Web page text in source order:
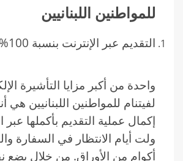
للمواطنين اللبنانيين
التقديم عبر الإنترنت بنسبة 100%
واحدة من أكبر مزايا التأشيرة
لفيتنام للمواطنين اللبنانيين هي
إكمال عملية التقديم بأكملها عبر
ولت أيام الانتظار في السفارة
أكوام من الأوراق. من خلال بضع